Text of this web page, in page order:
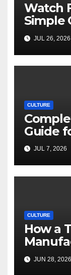
Watch
Simple
Movie
JUL 26, 2026
CULTURE
Guide
JUL 7, 2026
CULTURE
How a
JUN 28, 2026